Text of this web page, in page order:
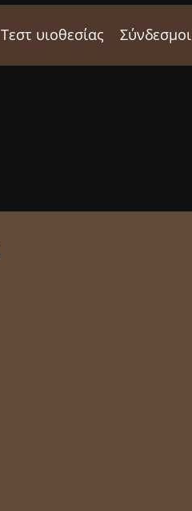
Τεστ υιοθεσίας Σύνδεσμοι